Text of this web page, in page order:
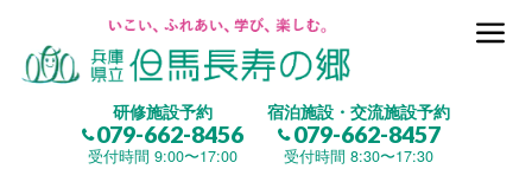
研修施設予約
079-662-8456
受付時間 9:00〜17:00
宿泊施設・交流施設予約
079-662-8457
受付時間 8:30〜17:30
但馬長寿の郷とは
(研修施設)